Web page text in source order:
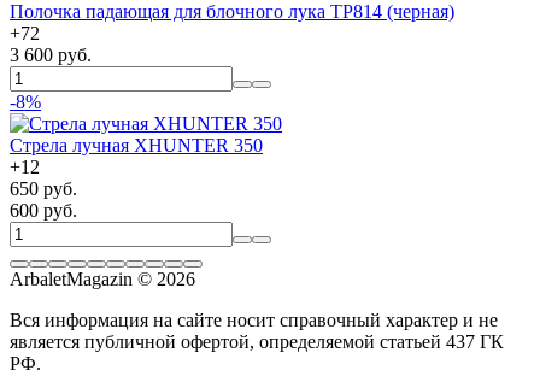
Полочка падающая для блочного лука TP814 (черная)
+72
3 600 руб.
-8%
Стрела лучная XHUNTER 350
+12
650 руб.
600 руб.
ArbaletMagazin © 2026
Вся информация на сайте носит справочный характер и не
является публичной офертой, определяемой статьей 437 ГК
РФ.